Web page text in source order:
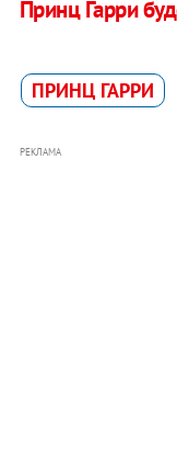
Принц Гарри
ПРИНЦ ГАРРИ
РЕКЛАМА